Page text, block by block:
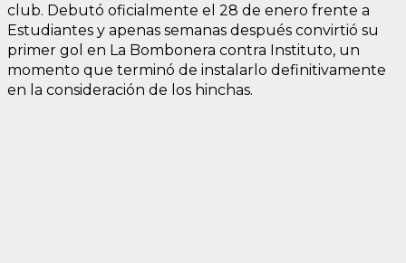
club. Debutó oficialmente el 28 de enero frente a
Estudiantes y apenas semanas después convirtió su
primer gol en La Bombonera contra Instituto, un
momento que terminó de instalarlo definitivamente
en la consideración de los hinchas.